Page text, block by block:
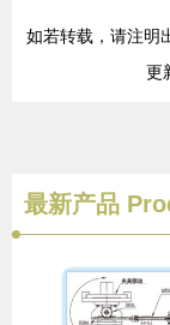
如若转载，请注明
更
最新产品